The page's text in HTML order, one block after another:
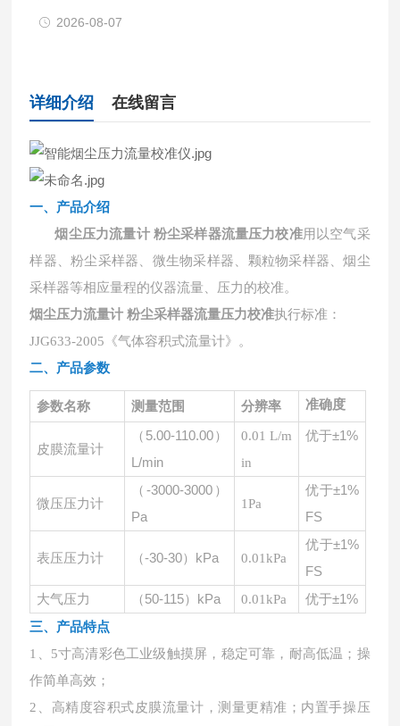
2026-08-07
详细介绍 在线留言
一、产品介绍
烟尘压力流量计 粉尘采样器流量压力校准用以空气采
样器、粉尘采样器、微生物采样器、颗粒物采样器、烟尘
采样器等相应量程的仪器流量、压力的校准。
烟尘压力流量计 粉尘采样器流量压力校准执行标准：
JJG633-2005《气体容积式流量计》。
二、 产品参数
参数名称 测量范围 分辨率 准确度
皮膜流量计
（ 5.00-110.00）
L/min
0.01 L/m
in
优于±1%
微压压力计
（-3000-3000）
Pa
1Pa
优于±1%
FS
表压压力计 （-30-30）kPa 0.01kPa
优于±1%
FS
大气压力 （50-115）kPa 0.01kPa 优于±1%
三、产品特点
1、5寸高清彩色工业级触摸屏，稳定可靠，耐高低温；操
作简单高效；
2、高精度容积式皮膜流量计，测量更精准；内置手操压